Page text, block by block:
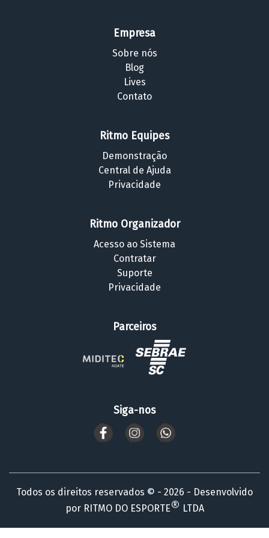
Empresa
Sobre nós
Blog
Lives
Contato
Ritmo Equipes
Demonstração
Central de Ajuda
Privacidade
Ritmo Organizador
Acesso ao Sistema
Contratar
Suporte
Privacidade
Parceiros
Siga-nos
Todos os direitos reservados © - 2026 - Desenvolvido
por RITMO DO ESPORTE® LTDA